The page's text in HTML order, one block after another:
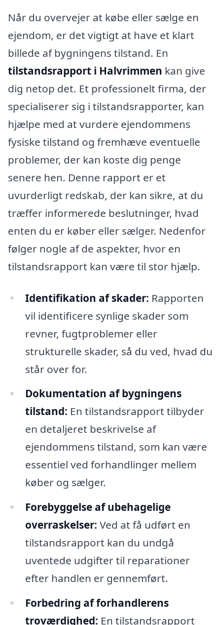
Når du overvejer at købe eller sælge en
ejendom, er det vigtigt at have et klart
billede af bygningens tilstand. En
tilstandsrapport i Halvrimmen kan give
dig netop det. Et professionelt firma, der
specialiserer sig i tilstandsrapporter, kan
hjælpe med at vurdere ejendommens
fysiske tilstand og fremhæve eventuelle
problemer, der kan koste dig penge
senere hen. Denne rapport er et
uvurderligt redskab, der kan sikre, at du
træffer informerede beslutninger, hvad
enten du er køber eller sælger. Nedenfor
følger nogle af de aspekter, hvor en
tilstandsrapport kan være til stor hjælp.
Identifikation af skader: Rapporten
vil identificere synlige skader som
revner, fugtproblemer eller
strukturelle skader, så du ved, hvad du
står over for.
Dokumentation af bygningens
tilstand: En tilstandsrapport tilbyder
en detaljeret beskrivelse af
ejendommens tilstand, som kan være
essentiel ved forhandlinger mellem
køber og sælger.
Forebyggelse af ubehagelige
overraskelser: Ved at få udført en
tilstandsrapport kan du undgå
uventede udgifter til reparationer
efter handlen er gennemført.
Forbedring af forhandlerens
troværdighed: En tilstandsrapport